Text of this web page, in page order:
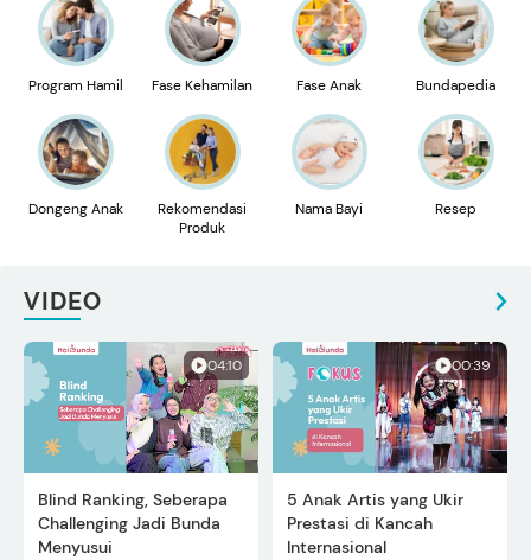
Program Hamil Fase Kehamilan Fase Anak Bundapedia
Dongeng Anak
Rekomendasi
Produk
Nama Bayi Resep
VIDEO
04:10
Blind Ranking, Seberapa
Challenging Jadi Bunda
Menyusui
00:39
5 Anak Artis yang Ukir
Prestasi di Kancah
Internasional